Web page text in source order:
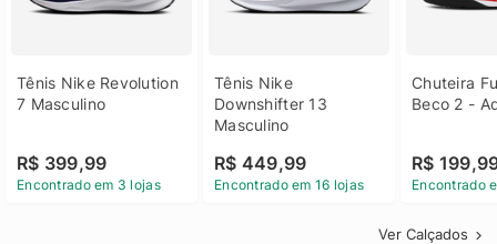
Tênis Nike Revolution
7 Masculino
R$ 399,99
Encontrado em 3 lojas
Tênis Nike
Downshifter 13
Masculino
R$ 449,99
Encontrado em 16 lojas
Chuteira
Beco 2 -
R$
Encontrado
Ver Calçados